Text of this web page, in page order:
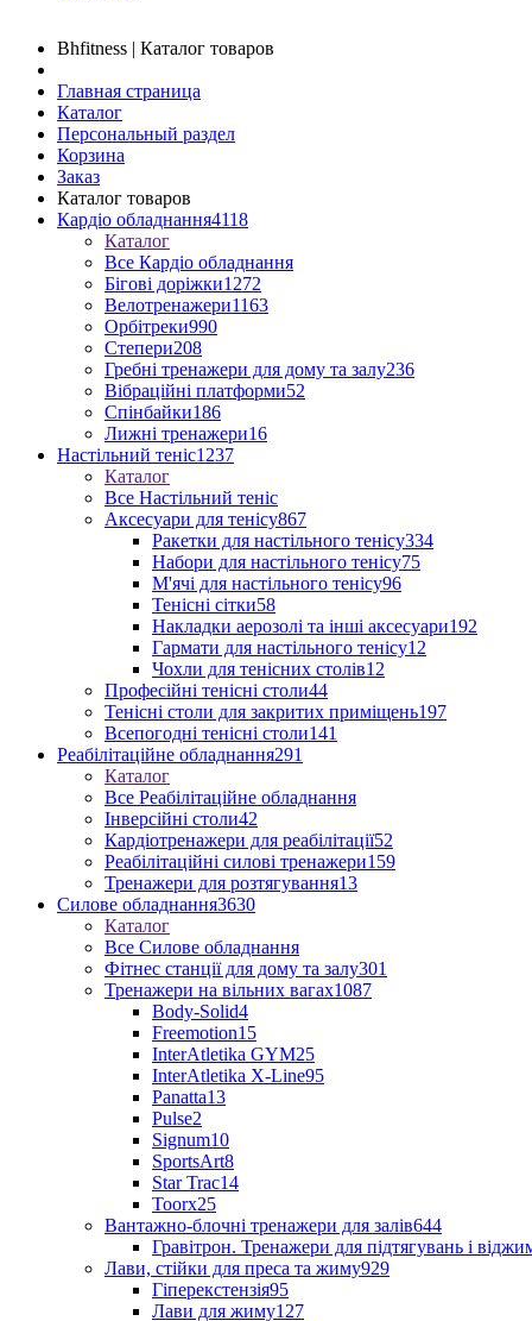
Bhfitness | Каталог товаров
Главная страница
Каталог
Персональный раздел
Корзина
Заказ
Каталог товаров
Кардіо обладнання4118
Каталог
Все Кардіо обладнання
Бігові доріжки1272
Велотренажери1163
Орбітреки990
Степери208
Гребні тренажери для дому та залу236
Вібраційні платформи52
Спінбайки186
Лижні тренажери16
Настільний теніс1237
Каталог
Все Настільний теніс
Аксесуари для тенісу867
Ракетки для настільного тенісу334
Набори для настільного тенісу75
М'ячі для настільного тенісу96
Тенісні сітки58
Накладки аерозолі та інші аксесуари192
Гармати для настільного тенісу12
Чохли для тенісних столів12
Професійні тенісні столи44
Тенісні столи для закритих приміщень197
Всепогодні тенісні столи141
Реабілітаційне обладнання291
Каталог
Все Реабілітаційне обладнання
Інверсійні столи42
Кардіотренажери для реабілітації52
Реабілітаційні силові тренажери159
Тренажери для розтягування13
Силове обладнання3630
Каталог
Все Силове обладнання
Фітнес станції для дому та залу301
Тренажери на вільних вагах1087
Body-Solid4
Freemotion15
InterAtletika GYM25
InterAtletika X-Line95
Panatta13
Pulse2
Signum10
SportsArt8
Star Trac14
Toorx25
Вантажно-блочні тренажери для залів644
Гравітрон. Тренажери для підтягувань і
Лави, стійки для преса та жиму929
Гіперекстензія95
Лави для жиму127